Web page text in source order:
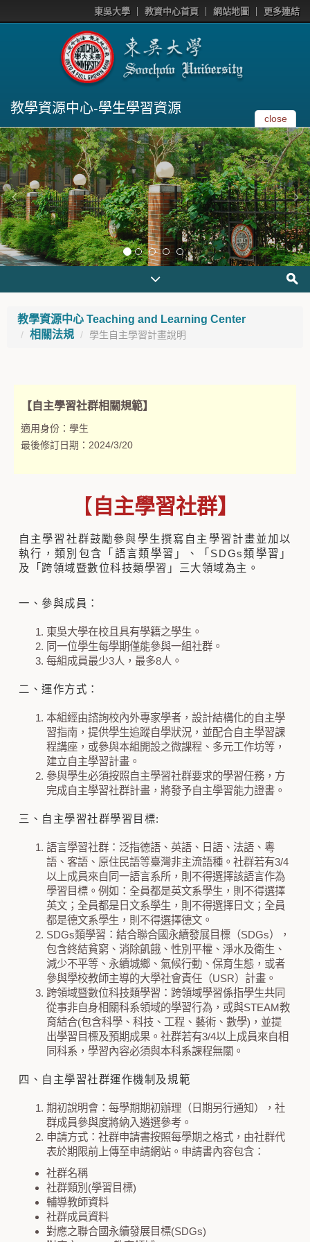
東吳大學 教資中心首頁 網站地圖 更多連結
教學資源中心-學生學習資源
close
教學資源中心 Teaching and Learning Center
相關法規
學生自主學習計畫說明
【自主學習社群相關規範】
適用身份： 學生
最後修訂日期： 2024/3/20
【 自主學習社群】
自主學習社群鼓勵參與學生撰寫自主學習計畫並加以
執行，類別包含「語言類學習」、「SDGs類學習」
及「跨領域暨數位科技類學習」三大領域為主。
一、參與成員：
東吳大學在校且具有學籍之學生。
同一位學生每學期僅能參與一組社群。
每組成員最少3人，最多8人。
二、運作方式：
本組經由諮詢校內外專家學者，設計結構化的自主學
習指南，提供學生追蹤自學狀況，並配合自主學習課
程講座，或參與本組開設之微課程、多元工作坊等，
建立自主學習計畫。
參與學生必須按照自主學習社群要求的學習任務，方
完成自主學習社群計畫，將發予自主學習能力證書。
三、自主學習社群學習目標:
語言學習社群：泛指德語、英語、日語、法語、粵
語、客語、原住民語等臺灣非主流語種。社群若有3/4
以上成員來自同一語言系所，則不得選擇該語言作為
學習目標。例如：全員都是英文系學生，則不得選擇
英文；全員都是日文系學生，則不得選擇日文；全員
都是德文系學生，則不得選擇德文。
SDGs類學習：結合聯合國永續發展目標（SDGs），
包含終結貧窮、消除飢餓、性別平權、淨水及衛生、
減少不平等、永續城鄉、氣候行動、保育生態，或者
參與學校教師主導的大學社會責任（USR）計畫。
跨領域暨數位科技類學習：跨領域學習係指學生共同
從事非自身相關科系領域的學習行為，或與STEAM教
育結合(包含科學、科技、工程、藝術、數學)，並提
出學習目標及預期成果。社群若有3/4以上成員來自相
同科系，學習內容必須與本科系課程無關。
四、自主學習社群運作機制及規範
期初說明會：每學期期初辦理（日期另行通知），社
群成員參與度將納入遴選參考。
申請方式：社群申請書按照每學期之格式，由社群代
表於期限前上傳至申請網站。申請書內容包含：
社群名稱
社群類別(學習目標)
輔導教師資料
社群成員資料
對應之聯合國永續發展目標(SDGs)